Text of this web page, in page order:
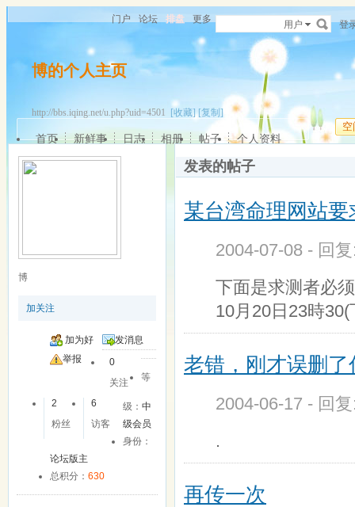
门户 论坛 排盘 更多 用户 登
博的个人主页
http://bbs.iqing.net/u.php?uid=4501 [收藏] [复制]
空
首页 新鲜事 日志 相册 帖子 个人资料
博
加关注
加为好
友
发消息
举报
0
关注
2
粉丝
6
访客
等
级：中
级会员
身份：
论坛版主
总积分： 630
发表的帖子
某台湾命理网站
2004-07-08 - 回
下面是求测者必
10月20日23時
老错，刚才误删
2004-06-17 - 回
.
再传一次